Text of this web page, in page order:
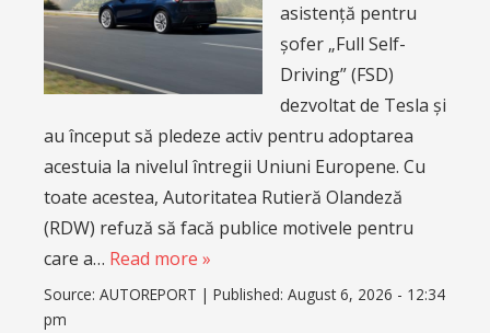
asistență pentru
șofer „Full Self-
Driving” (FSD)
dezvoltat de Tesla și
au început să pledeze activ pentru adoptarea
acestuia la nivelul întregii Uniuni Europene. Cu
toate acestea, Autoritatea Rutieră Olandeză
(RDW) refuză să facă publice motivele pentru
care a… Read more »
Source: AUTOREPORT | Published: August 6, 2026 - 12:34
pm